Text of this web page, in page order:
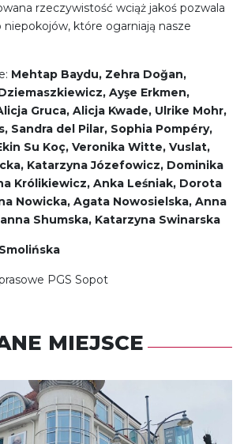
rzeczywistość wciąż jakoś pozwala
niepokojów, które ogarniają nasze
Mehtap Baydu, Zehra Doğan,
Ayşe Erkmen,
Gruca, Alicja Kwade, Ulrike Mohr,
Sandra del Pilar, Sophia Pompéry,
Su Koç, Veronika Witte, Vuslat,
Katarzyna Józefowicz, Dominika
Królikiewicz, Anka Leśniak, Dorota
Nowicka, Agata Nowosielska, Anna
Shumska, Katarzyna Swinarska
PGS Sopot
MIEJSCE